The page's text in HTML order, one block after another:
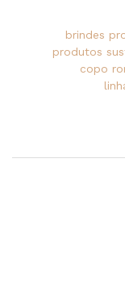
brindes
produtos
copo